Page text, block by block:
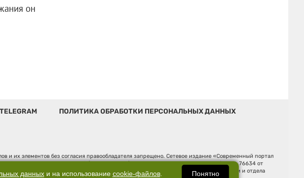
он
ПОЛИТИКА ОБРАБОТКИ ПЕРСОНАЛЬНЫХ ДАННЫХ
их элементов без согласия правообладателя запрещено. Сетевое издание «Современный портал
и массовых коммуникаций (Роскомнадзор). Регистрационный номер ЭЛ № ФС 77 - 76634 от
Екатеринбург, ул. Бориса Ельцина, строение 3, оф. 7015 Фактический адрес редакции и отдела
данныхи на использование cookie-файлов. Понятно